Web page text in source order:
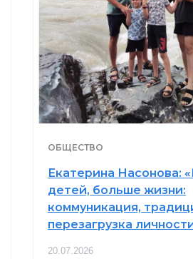
ОБЩЕСТВО
Екатерина Насонова:
детей, больше жизни:
коммуникация,
перезагрузка
20.07.2026